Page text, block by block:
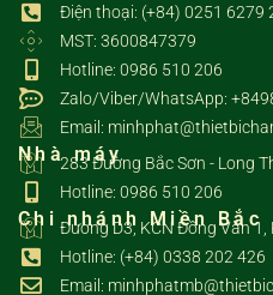
Điện thoại: (+84) 0251 6279
MST: 3600847379
Hotline: 0986 510 206
Zalo/Viber/WhatsApp:
Email:
Nhà máy
283 Đường Bắc Sơn - Long
Hotline: 0986 510 206
Chi nhánh Miền Bắc
Đường D3, KCN Đồng Văn 1,
Hotline: (+84) 0338 202 426
Email: